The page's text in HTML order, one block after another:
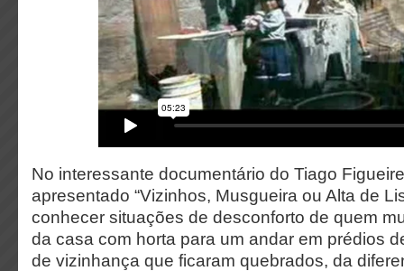
No interessante documentário do Tiago
apresentado “Vizinhos, Musgueira ou Alta de
conhecer situações de desconforto de quem
da casa com horta para um andar em prédios
de vizinhança que ficaram quebrados, da